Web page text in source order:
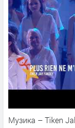
Музика – Tiken